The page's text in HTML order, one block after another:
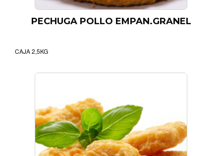
PECHUGA POLLO EMPAN.GRANEL
CAJA 2,5KG